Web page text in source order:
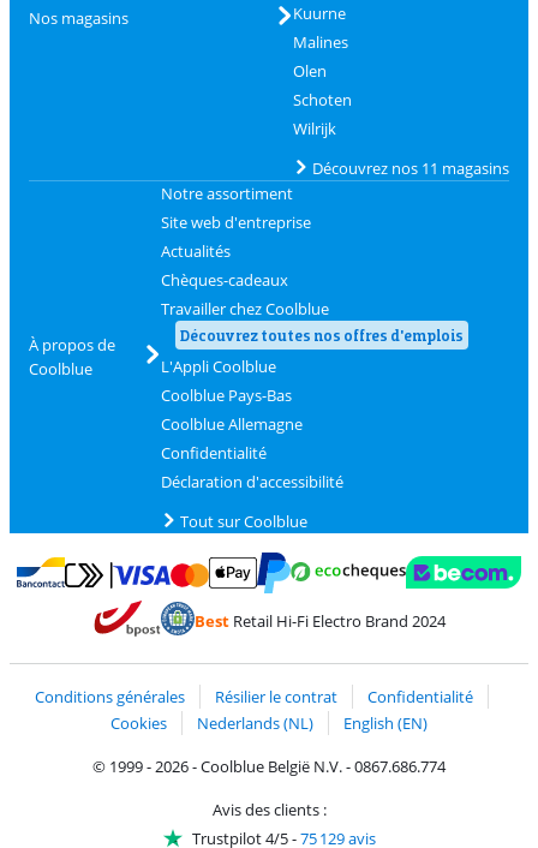
Nos magasins
Kuurne
Malines
Olen
Schoten
Wilrijk
Découvrez nos 11 magasins
À propos de
Coolblue
Notre assortiment
Site web d'entreprise
Actualités
Chèques-cadeaux
Travailler chez Coolblue
Découvrez toutes nos offres d'emplois
L'Appli Coolblue
Coolblue Pays-Bas
Coolblue Allemagne
Confidentialité
Déclaration d'accessibilité
Tout sur Coolblue
Payer avec Bancontact
Payer avec MasterCard et Visa via ClickToPay
BestRetail Hi-Fi Electro Brand 2024
Conditions générales Résilier le contrat
Confidentialité
Cookies
Nederlands (NL)
English (EN)
© 1999 - 2026 - Coolblue België N.V. - 0867.686.774
Avis des clients :
Trustpilot 4/5-75 129 avis